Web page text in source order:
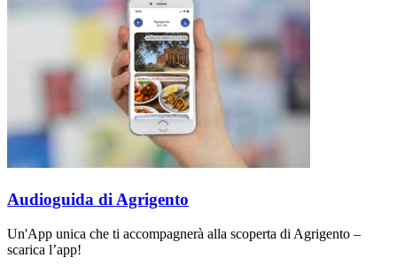
Audioguida di Agrigento
Un'App unica che ti accompagnerà alla scoperta di Agrigento –
scarica l’app!